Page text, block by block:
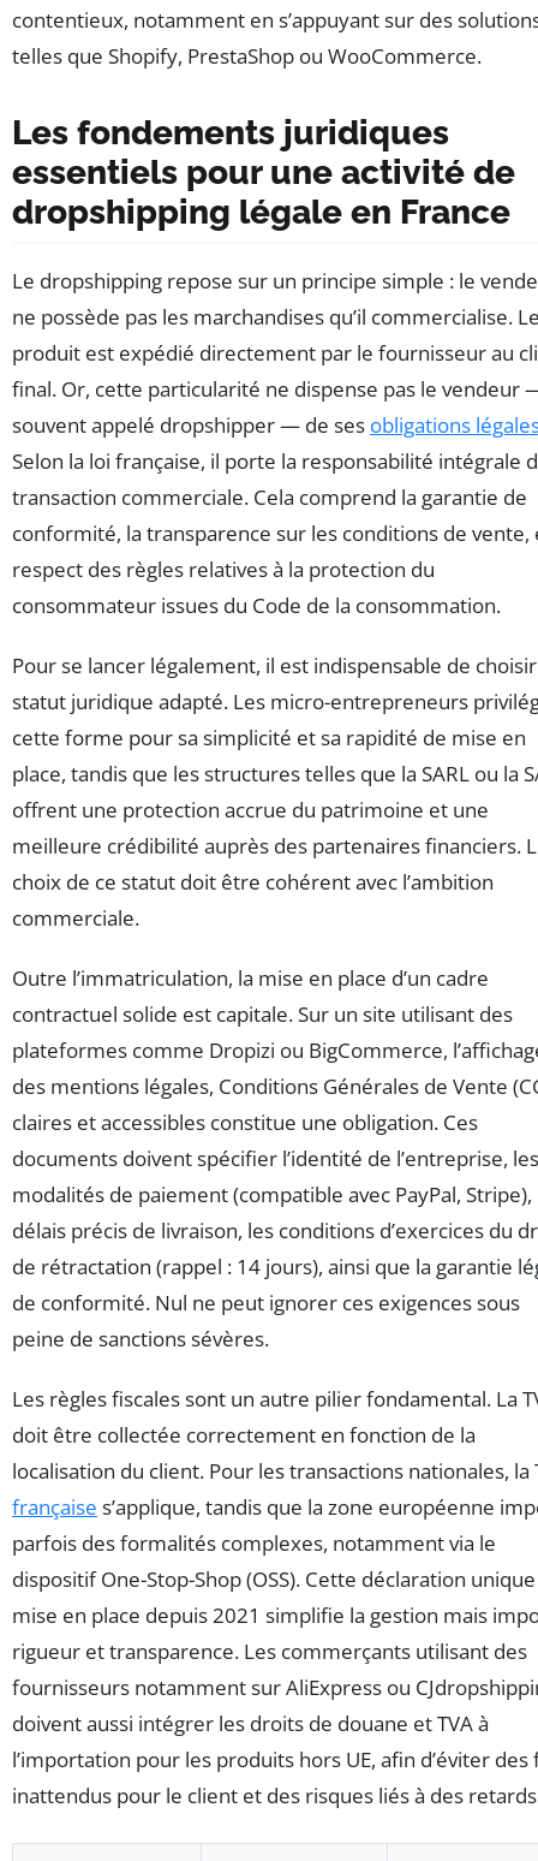
contentieux, notamment en s’appuyant sur des
telles que Shopify, PrestaShop ou WooCommerce.
Les fondements juridiques
essentiels pour une activité de
dropshipping légale en France
Le dropshipping repose sur un principe simple : le
ne possède pas les marchandises qu’il commercialise.
produit est expédié directement par le fournisseur au
final. Or, cette particularité ne dispense pas le vendeur
souvent appelé dropshipper — de ses obligations
Selon la loi française, il porte la responsabilité intégrale
transaction commerciale. Cela comprend la garantie de
conformité, la transparence sur les conditions de vente,
respect des règles relatives à la protection du
consommateur issues du Code de la consommation.
Pour se lancer légalement, il est indispensable de
statut juridique adapté. Les micro-entrepreneurs
cette forme pour sa simplicité et sa rapidité de mise en
place, tandis que les structures telles que la SARL ou la
offrent une protection accrue du patrimoine et une
meilleure crédibilité auprès des partenaires financiers.
choix de ce statut doit être cohérent avec l’ambition
commerciale.
Outre l’immatriculation, la mise en place d’un cadre
contractuel solide est capitale. Sur un site utilisant des
plateformes comme Dropizi ou BigCommerce,
des mentions légales, Conditions Générales de Vente
claires et accessibles constitue une obligation. Ces
documents doivent spécifier l’identité de l’entreprise, les
modalités de paiement (compatible avec PayPal, Stripe),
délais précis de livraison, les conditions d’exercices du
de rétractation (rappel : 14 jours), ainsi que la garantie
de conformité. Nul ne peut ignorer ces exigences sous
peine de sanctions sévères.
Les règles fiscales sont un autre pilier fondamental. La
doit être collectée correctement en fonction de la
localisation du client. Pour les transactions nationales, la
française s’applique, tandis que la zone européenne
parfois des formalités complexes, notamment via le
dispositif One-Stop-Shop (OSS). Cette déclaration unique
mise en place depuis 2021 simplifie la gestion mais
rigueur et transparence. Les commerçants utilisant des
fournisseurs notamment sur AliExpress ou
doivent aussi intégrer les droits de douane et TVA à
l’importation pour les produits hors UE, afin d’éviter des
inattendus pour le client et des risques liés à des